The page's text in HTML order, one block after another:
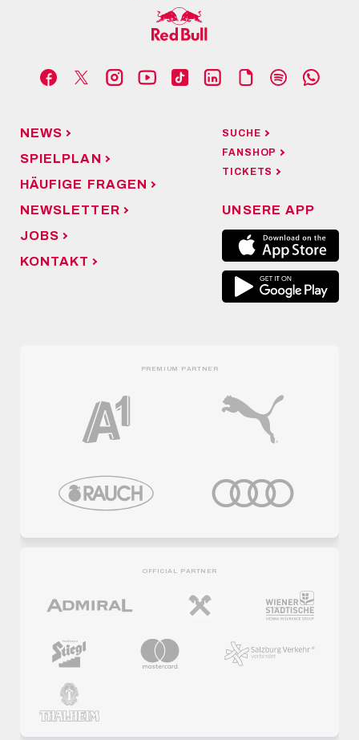
NEWS
SPIELPLAN
HÄUFIGE FRAGEN
NEWSLETTER
JOBS
KONTAKT
SUCHE
FANSHOP
TICKETS
UNSERE APP
PREMIUM PARTNER
OFFICIAL PARTNER